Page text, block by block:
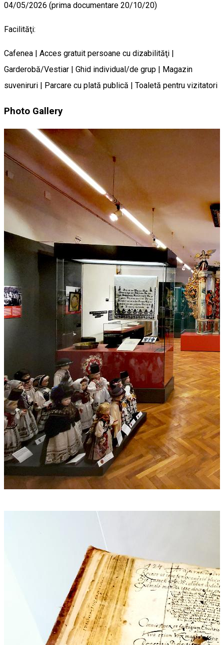
04/05/2026 (prima documentare 20/10/20)
Facilităţi:
Cafenea | Acces gratuit persoane cu dizabilităţi |
Garderobă/Vestiar | Ghid individual/de grup | Magazin
suveniruri | Parcare cu plată publică | Toaletă pentru vizitatori
Photo Gallery